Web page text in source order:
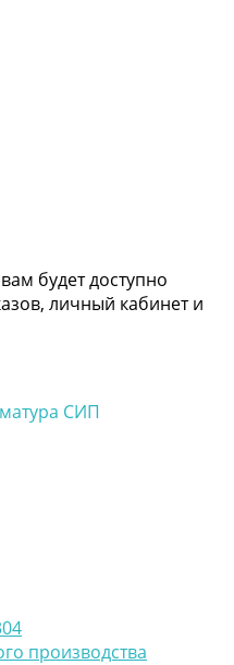
будет доступно
личный кабинет и
СИП
производства